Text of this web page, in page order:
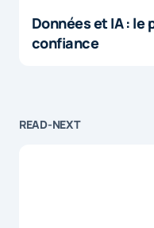
Données et IA : le
confiance
READ-NEXT